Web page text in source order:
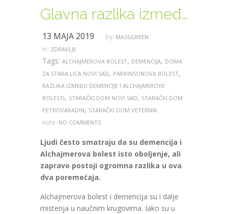
Glavna razlika između demencije i Alchajmerove bolesti
13 МАЈА 2019 by: MASSGREEN
in: ZDRAVLJE
Tags: ALCHAJMEROVA BOLEST, DEMENCIJA, DOMA
ZA STARA LICA NOVI SAD, PARKINSONOVA BOLEST,
RAZLIKA IZMEĐU DEMENCIJE I ALCHAJMEROVE
BOLESTI, STARAČKI DOM NOVI SAD, STARAČKI DOM
PETROVARADIN, STARAČKI DOM VETERNIK
note: NO COMMENTS
Ljudi često smatraju da su demencija i
Alchajmerova bolest isto oboljenje, ali
zapravo postoji ogromna razlika u ova
dva poremećaja.
Alchajmerova bolest i demencija su i dalje
misterija u naučnim krugovima. Iako su u